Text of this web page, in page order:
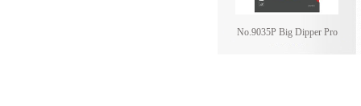
No.9035P Big Dipper Pro